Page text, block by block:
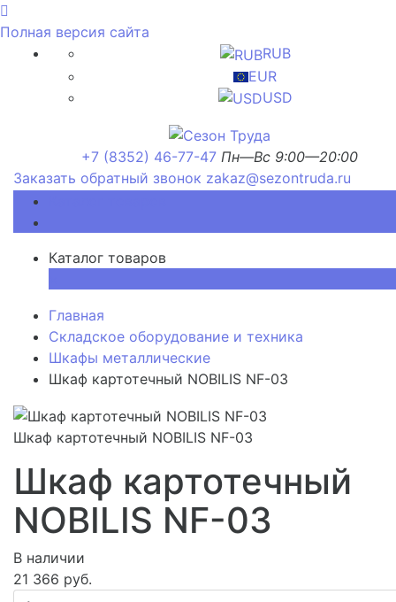
Полная версия сайта
RUB
EUR
USD
+7 (8352) 46-77-47 Пн—Вс 9:00—20:00
Заказать обратный звонок zakaz@sezontruda.ru
Каталог товаров
Главная
Складское оборудование и техника
Шкафы металлические
Шкаф картотечный NOBILIS NF-03
Шкаф картотечный NOBILIS NF-03
Шкаф картотечный
NOBILIS NF-03
В наличии
21 366 руб.